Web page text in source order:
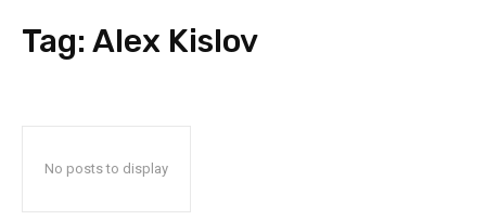
Tag: Alex Kislov
No posts to display